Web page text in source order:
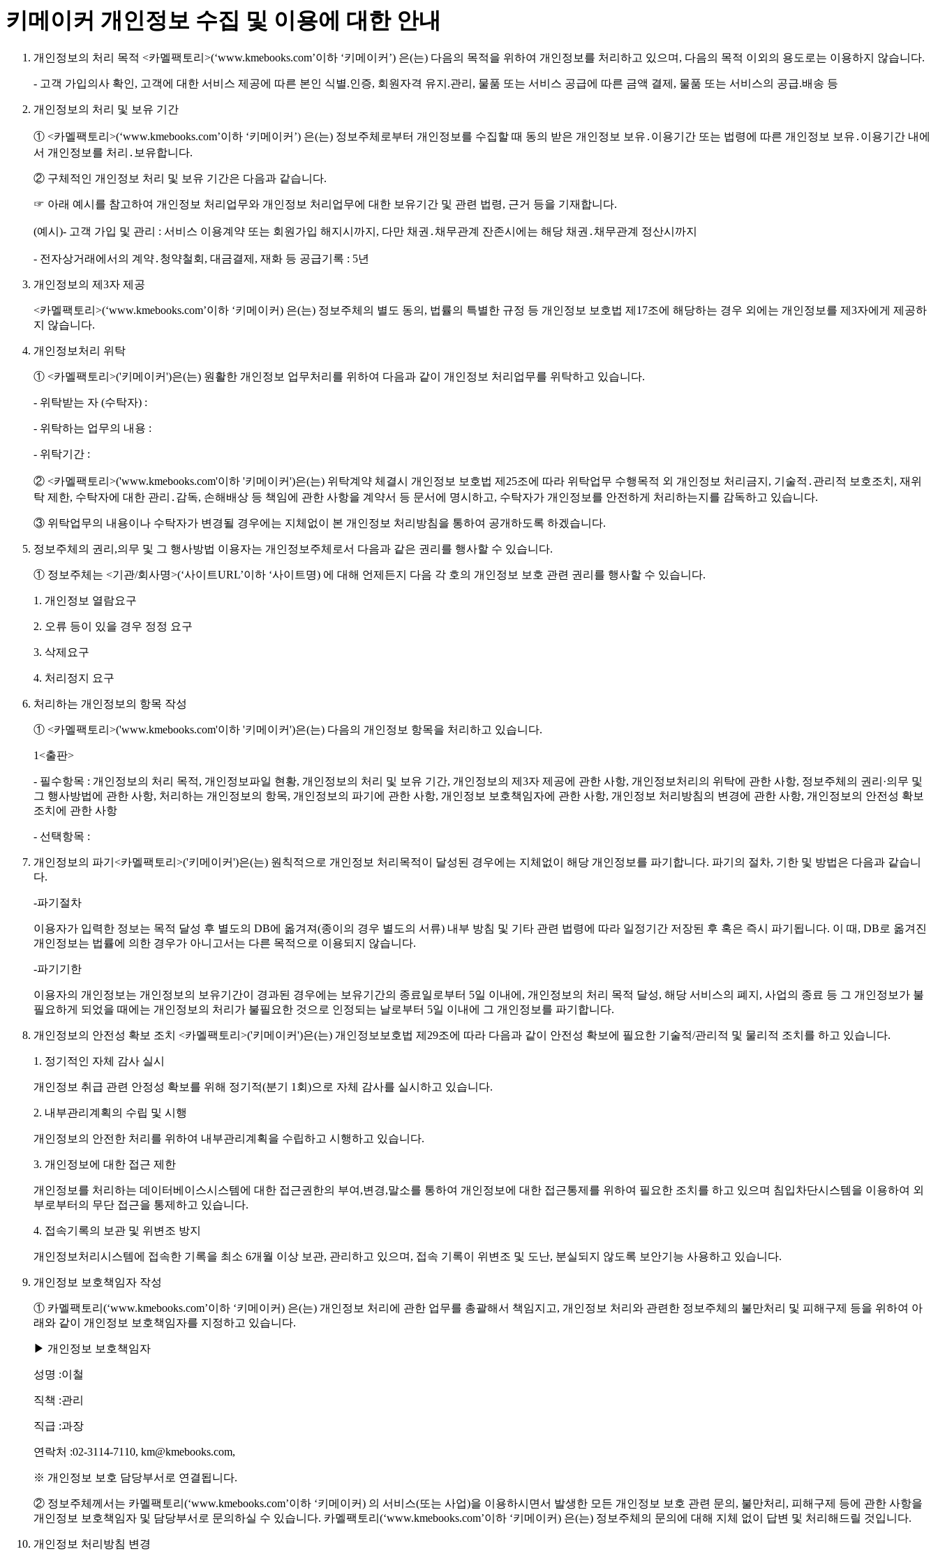
키메이커 개인정보 수집 및 이용에 대한 안내
개인정보의 처리 목적 <카멜팩토리>(‘www.kmebooks.com’이하 ‘키메이커’) 은(는) 다음의 목적을 위하여 개인정보를 처리하고 있으며, 다음의 목적 이외의 용도로는 이용하지 않습니다.
- 고객 가입의사 확인, 고객에 대한 서비스 제공에 따른 본인 식별.인증, 회원자격 유지.관리, 물품 또는 서비스 공급에 따른 금액 결제, 물품 또는 서비스의 공급.배송 등
개인정보의 처리 및 보유 기간
① <카멜팩토리>(‘www.kmebooks.com’이하 ‘키메이커’) 은(는) 정보주체로부터 개인정보를 수집할 때 동의 받은 개인정보 보유․이용기간 또는 법령에 따른 개인정보 보유․이용기간 내에
서 개인정보를 처리․보유합니다.
② 구체적인 개인정보 처리 및 보유 기간은 다음과 같습니다.
☞ 아래 예시를 참고하여 개인정보 처리업무와 개인정보 처리업무에 대한 보유기간 및 관련 법령, 근거 등을 기재합니다.
(예시)- 고객 가입 및 관리 : 서비스 이용계약 또는 회원가입 해지시까지, 다만 채권․채무관계 잔존시에는 해당 채권․채무관계 정산시까지
- 전자상거래에서의 계약․청약철회, 대금결제, 재화 등 공급기록 : 5년
개인정보의 제3자 제공
<카멜팩토리>(‘www.kmebooks.com’이하 ‘키메이커) 은(는) 정보주체의 별도 동의, 법률의 특별한 규정 등 개인정보 보호법 제17조에 해당하는 경우 외에는 개인정보를 제3자에게 제공하
지 않습니다.
개인정보처리 위탁
① <카멜팩토리>('키메이커')은(는) 원활한 개인정보 업무처리를 위하여 다음과 같이 개인정보 처리업무를 위탁하고 있습니다.
- 위탁받는 자 (수탁자) :
- 위탁하는 업무의 내용 :
- 위탁기간 :
② <카멜팩토리>('www.kmebooks.com'이하 '키메이커')은(는) 위탁계약 체결시 개인정보 보호법 제25조에 따라 위탁업무 수행목적 외 개인정보 처리금지, 기술적․관리적 보호조치, 재위
탁 제한, 수탁자에 대한 관리․감독, 손해배상 등 책임에 관한 사항을 계약서 등 문서에 명시하고, 수탁자가 개인정보를 안전하게 처리하는지를 감독하고 있습니다.
③ 위탁업무의 내용이나 수탁자가 변경될 경우에는 지체없이 본 개인정보 처리방침을 통하여 공개하도록 하겠습니다.
정보주체의 권리,의무 및 그 행사방법 이용자는 개인정보주체로서 다음과 같은 권리를 행사할 수 있습니다.
① 정보주체는 <기관/회사명>(‘사이트URL’이하 ‘사이트명) 에 대해 언제든지 다음 각 호의 개인정보 보호 관련 권리를 행사할 수 있습니다.
1. 개인정보 열람요구
2. 오류 등이 있을 경우 정정 요구
3. 삭제요구
4. 처리정지 요구
처리하는 개인정보의 항목 작성
① <카멜팩토리>('www.kmebooks.com'이하 '키메이커')은(는) 다음의 개인정보 항목을 처리하고 있습니다.
1<출판>
- 필수항목 : 개인정보의 처리 목적, 개인정보파일 현황, 개인정보의 처리 및 보유 기간, 개인정보의 제3자 제공에 관한 사항, 개인정보처리의 위탁에 관한 사항, 정보주체의 권리·의무 및
그 행사방법에 관한 사항, 처리하는 개인정보의 항목, 개인정보의 파기에 관한 사항, 개인정보 보호책임자에 관한 사항, 개인정보 처리방침의 변경에 관한 사항, 개인정보의 안전성 확보
조치에 관한 사항
- 선택항목 :
개인정보의 파기<카멜팩토리>('키메이커')은(는) 원칙적으로 개인정보 처리목적이 달성된 경우에는 지체없이 해당 개인정보를 파기합니다. 파기의 절차, 기한 및 방법은 다음과 같습니
다.
-파기절차
이용자가 입력한 정보는 목적 달성 후 별도의 DB에 옮겨져(종이의 경우 별도의 서류) 내부 방침 및 기타 관련 법령에 따라 일정기간 저장된 후 혹은 즉시 파기됩니다. 이 때, DB로 옮겨진
개인정보는 법률에 의한 경우가 아니고서는 다른 목적으로 이용되지 않습니다.
-파기기한
이용자의 개인정보는 개인정보의 보유기간이 경과된 경우에는 보유기간의 종료일로부터 5일 이내에, 개인정보의 처리 목적 달성, 해당 서비스의 폐지, 사업의 종료 등 그 개인정보가 불
필요하게 되었을 때에는 개인정보의 처리가 불필요한 것으로 인정되는 날로부터 5일 이내에 그 개인정보를 파기합니다.
개인정보의 안전성 확보 조치 <카멜팩토리>('키메이커')은(는) 개인정보보호법 제29조에 따라 다음과 같이 안전성 확보에 필요한 기술적/관리적 및 물리적 조치를 하고 있습니다.
1. 정기적인 자체 감사 실시
개인정보 취급 관련 안정성 확보를 위해 정기적(분기 1회)으로 자체 감사를 실시하고 있습니다.
2. 내부관리계획의 수립 및 시행
개인정보의 안전한 처리를 위하여 내부관리계획을 수립하고 시행하고 있습니다.
3. 개인정보에 대한 접근 제한
개인정보를 처리하는 데이터베이스시스템에 대한 접근권한의 부여,변경,말소를 통하여 개인정보에 대한 접근통제를 위하여 필요한 조치를 하고 있으며 침입차단시스템을 이용하여 외
부로부터의 무단 접근을 통제하고 있습니다.
4. 접속기록의 보관 및 위변조 방지
개인정보처리시스템에 접속한 기록을 최소 6개월 이상 보관, 관리하고 있으며, 접속 기록이 위변조 및 도난, 분실되지 않도록 보안기능 사용하고 있습니다.
개인정보 보호책임자 작성
① 카멜팩토리(‘www.kmebooks.com’이하 ‘키메이커) 은(는) 개인정보 처리에 관한 업무를 총괄해서 책임지고, 개인정보 처리와 관련한 정보주체의 불만처리 및 피해구제 등을 위하여 아
래와 같이 개인정보 보호책임자를 지정하고 있습니다.
▶ 개인정보 보호책임자
성명 :이철
직책 :관리
직급 :과장
연락처 :02-3114-7110, km@kmebooks.com,
※ 개인정보 보호 담당부서로 연결됩니다.
② 정보주체께서는 카멜팩토리(‘www.kmebooks.com’이하 ‘키메이커) 의 서비스(또는 사업)을 이용하시면서 발생한 모든 개인정보 보호 관련 문의, 불만처리, 피해구제 등에 관한 사항을
개인정보 보호책임자 및 담당부서로 문의하실 수 있습니다. 카멜팩토리(‘www.kmebooks.com’이하 ‘키메이커) 은(는) 정보주체의 문의에 대해 지체 없이 답변 및 처리해드릴 것입니다.
개인정보 처리방침 변경